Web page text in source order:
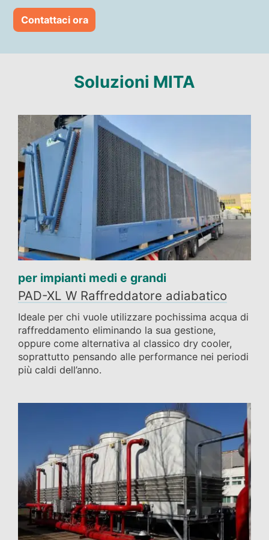
Contattaci ora
Soluzioni MITA
per impianti medi e grandi
PAD-XL W Raffreddatore adiabatico
Ideale per chi vuole utilizzare pochissima acqua di
raffreddamento eliminando la sua gestione,
oppure come alternativa al classico dry cooler,
soprattutto pensando alle performance nei periodi
più caldi dell’anno.